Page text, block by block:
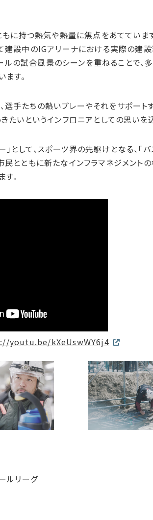
に持つ熱気や熱量に焦点をあてていま
設中のIGアリーナにおける実際の建設
の試合風景のシーンを重ねることで、
す。
手たちの熱いプレーやそれをサポート
たいというインフロニアとしての思いを
して、スポーツ界の先駆けとなる、「
とともに新たなインフラマネジメント
。
youtu.be/kXeUswWY6j4
ルリーグ